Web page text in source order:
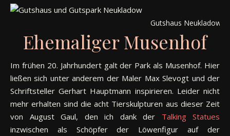
Gutshaus Neukladow
Ehemaliger Musenhof
Im frühen 20. Jahrhundert galt der Park als Musenhof. Hier
ließen sich unter anderem der Maler Max Slevogt und der
Schriftsteller Gerhart Hauptmann inspirieren. Leider nicht
mehr erhalten sind die acht Tierskulpturen aus dieser Zeit
von August Gaul, den ich dank der Talking Statues
inzwischen als Schöpfer der Löwenfigur auf der